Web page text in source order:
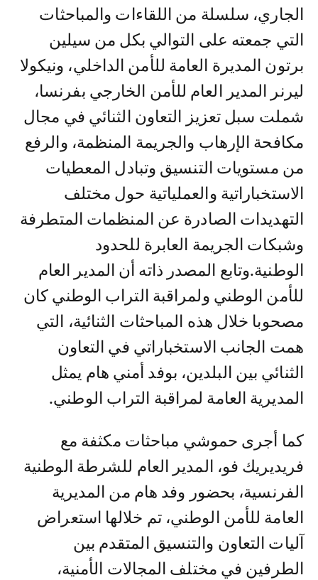
الجاري، سلسلة من اللقاءات والمباحثات
التي جمعته على التوالي بكل من سيلين
برتون المديرة العامة للأمن الداخلي، ونيكولا
ليرنر المدير العام للأمن الخارجي بفرنسا،
شملت سبل تعزيز التعاون الثنائي في مجال
مكافحة الإرهاب والجريمة المنظمة، والرفع
من مستويات التنسيق وتبادل المعطيات
الاستخباراتية والعملياتية حول مختلف
التهديدات الصادرة عن المنظمات المتطرفة
وشبكات الجريمة العابرة للحدود
الوطنية.وتابع المصدر ذاته أن المدير العام
للأمن الوطني ولمراقبة التراب الوطني كان
مصحوبا خلال هذه المباحثات الثنائية، التي
همت الجانب الاستخباراتي في التعاون
الثنائي بين البلدين، بوفد أمني هام يمثل
المديرية العامة لمراقبة التراب الوطني.
كما أجرى حموشي مباحثات مكثفة مع
فريديريك فو، المدير العام للشرطة الوطنية
الفرنسية، بحضور وفد هام من المديرية
العامة للأمن الوطني، تم خلالها استعراض
آليات التعاون والتنسيق المتقدم بين
الطرفين في مختلف المجالات الأمنية،